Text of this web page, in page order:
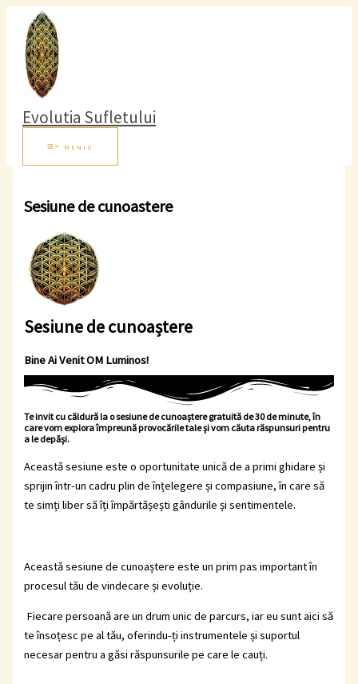
Skip
content
Evolutia Sufletului
MENIU
Sesiune de cunoastere
Sesiune de cunoaștere
Bine Ai Venit OM Luminos!
Te invit cu căldură la o sesiune de cunoaștere gratuită de 30 de minute, în
care vom explora împreună provocările tale și vom căuta răspunsuri pentru
a le depăși.
Această sesiune este o oportunitate unică de a primi ghidare și
sprijin într-un cadru plin de înțelegere și compasiune, în care să
te simți liber să îți împărtășești gândurile și sentimentele.
Această sesiune de cunoaștere este un prim pas important în
procesul tău de vindecare și evoluție.
Fiecare persoană are un drum unic de parcurs, iar eu sunt aici să
te însoțesc pe al tău, oferindu-ți instrumentele și suportul
necesar pentru a găsi răspunsurile pe care le cauți.
S
e
a
r
h